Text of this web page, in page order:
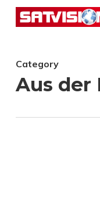
Skip
contentCategory
Aus der